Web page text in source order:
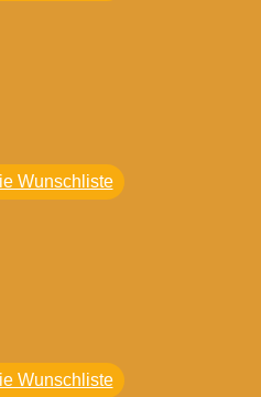
Wunschliste
Wunschliste